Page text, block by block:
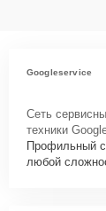
Googleservice
Сеть
техники
Профильный
любой